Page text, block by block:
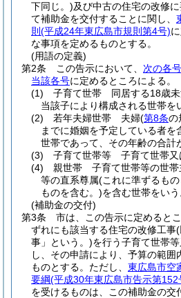
下同じ。)及び中古の住宅の改修
て補助金を交付することに関し、
則 (平成24年東広島市規則第4号)
な事項を定めるものとする。
(用語の定義)
第2条
この告示において、 次の各号
当該各号に定めるところによる。
(1)
子育て世帯 同居する18歳
当該子により構成される世帯を
(2)
若年夫婦世帯 夫婦(第8条の
までに婚姻を予定している者を
世帯であって、その年齢の合計
(3)
子育て世帯等 子育て世帯又
(4)
親世帯 子育て世帯等の世帯
等の直系尊属(これに準ずるも
ものを含む。)を含む世帯をいう
(補助金の交付)
第3条
市は、この告示に定めるとこ
ずれにも該当する住宅の改修工事(
事」という。)を行う子育て世帯
し、その申請により、予算の範囲
ものとする。 ただし、 東広島市空
要綱(平成30年東広島市告示第152
を受けるものは、この補助金の交